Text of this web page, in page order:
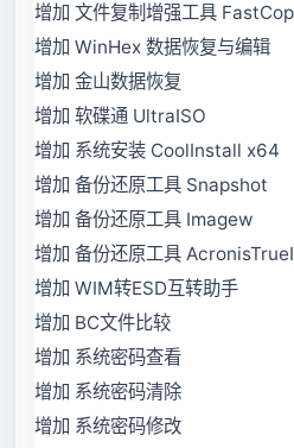
增加 文件复制增强工具
增加 WinHex 数据恢复与编辑
增加 金山数据恢复
增加 软碟通 UltraISO
增加 系统安装 CoolInstall x64
增加 备份还原工具 Snapshot
增加 备份还原工具 Imagew
增加 备份还原工具
增加 WIM转ESD互转助手
增加 BC文件比较
增加 系统密码查看
增加 系统密码清除
增加 系统密码修改